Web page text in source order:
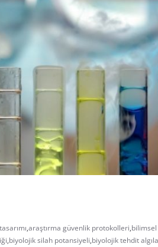
,araştırma güvenlik protokolleri,
,biyolojik silah potansiyeli,biyolojik tehdit